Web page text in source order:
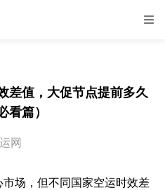
差值，大促节点提前多久
看篇）
网
场，但不同国家空运时效差